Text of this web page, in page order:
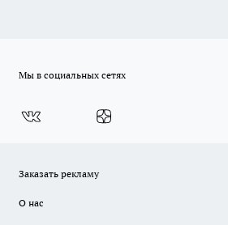
Мы в социальных сетях
Заказать рекламу
О нас